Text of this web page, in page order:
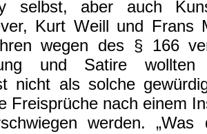
selbst, aber auch
Kurt Weill und Frans
wegen des § 166
und Satire
nicht als solche
Freisprüche nach einem
werden.